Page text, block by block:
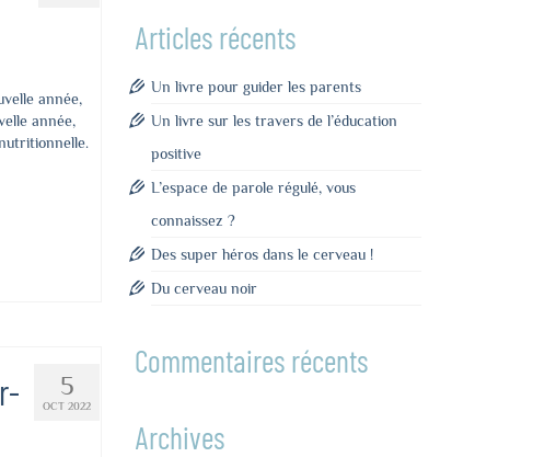
année,
année,
5
OCT 2022
Articles récents
Un livre pour guider les parents
Un livre sur les travers de l’éducation
positive
L’espace de parole régulé, vous
connaissez ?
Des super héros dans le cerveau !
Du cerveau noir
Commentaires récents
Archives